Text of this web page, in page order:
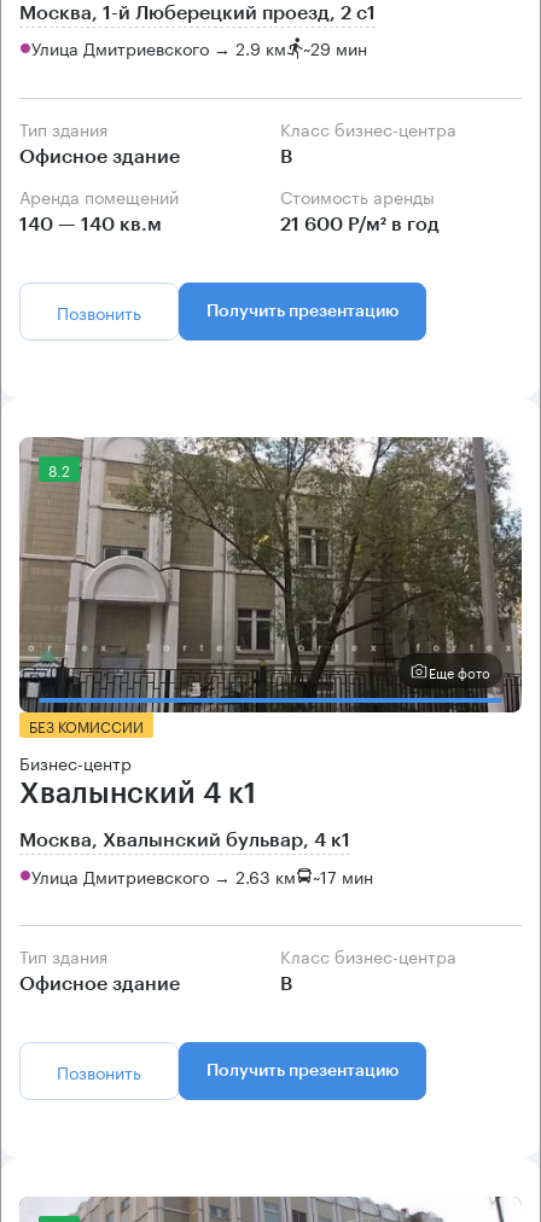
Москва, 1-й Люберецкий проезд, 2 с1
Улица Дмитриевского → 2.9 км ~29 мин
Тип здания
Офисное здание
Класс бизнес-центра
B
Аренда помещений
140 — 140 кв.м
Стоимость аренды
21 600 Р/м² в год
Позвонить Получить презентацию
8.2
Еще фото
БЕЗ КОМИССИИ
Бизнес-центр
Хвалынский 4 к1
Москва, Хвалынский бульвар, 4 к1
Улица Дмитриевского → 2.63 км ~17 мин
Тип здания
Офисное здание
Класс бизнес-центра
B
Позвонить Получить презентацию